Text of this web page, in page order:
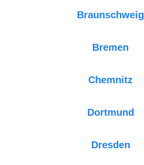
Braunschweig
Bremen
Chemnitz
Dortmund
Dresden